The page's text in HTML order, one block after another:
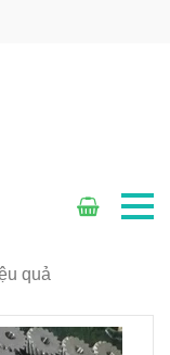
quả